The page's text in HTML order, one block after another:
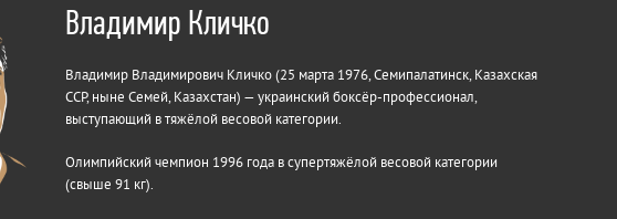
Владимир Кличко
Владимир Владимирович Кличко (25 марта 1976, Семипалатинск, Казахская
ССР, ныне Семей, Казахстан) — украинский боксёр-профессионал,
выступающий в тяжёлой весовой категории.
Олимпийский чемпион 1996 года в супертяжёлой весовой категории
(свыше 91 кг).